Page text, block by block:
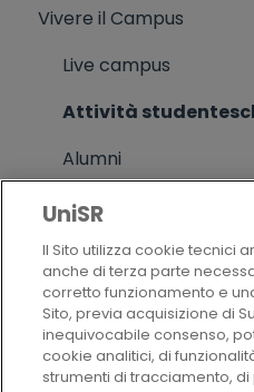
Corsi preparazione
Informazioni varie
Riconoscimento titoli
equipollenza)
Biblioteca
Rappresentanti degli
Medicina preventiva
Sistemi informativi
Residenze
Mensa
Lezioni ed esami
Come raggiungerci
Terza missione
Vivere il Campus
Live campus
Attività
Alumni
Qualità
Politica della qualità
Criteri di valutazione
CHI SIAMO
UniSR
Il Sito utilizza cookie tecnici
anche di terza parte
corretto funzionamento e
Sito, previa acquisizione di
inequivocabile consenso,
cookie analitici, di
strumenti di tracciamento,